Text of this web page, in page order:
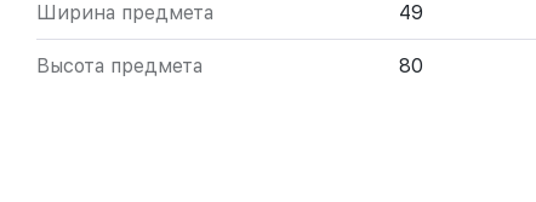
Ширина предмета 49
Высота предмета 80